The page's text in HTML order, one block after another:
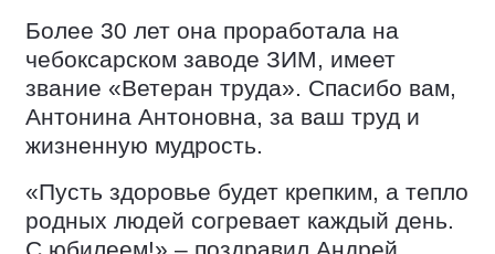
Более 30 лет она проработала на
чебоксарском заводе ЗИМ, имеет
звание «Ветеран труда». Спасибо вам,
Антонина Антоновна, за ваш труд и
жизненную мудрость.
«Пусть здоровье будет крепким, а тепло
родных людей согревает каждый день.